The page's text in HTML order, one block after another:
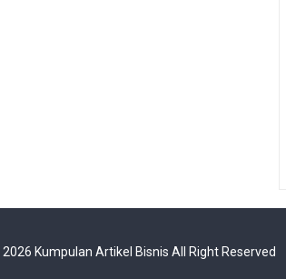
2026 Kumpulan Artikel Bisnis All Right Reserved